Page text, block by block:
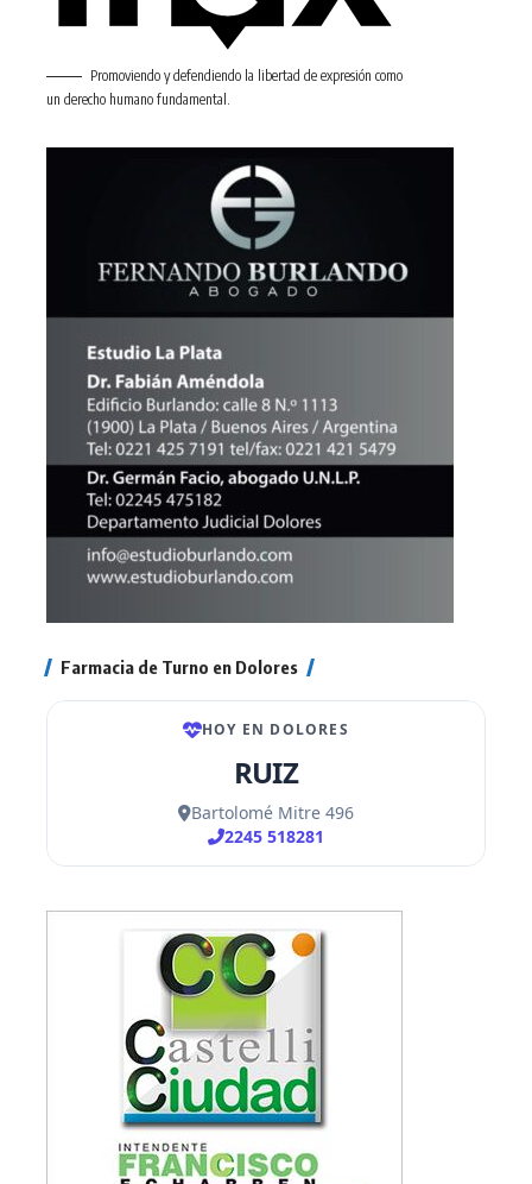
Promoviendo y defendiendo la libertad de expresión como
un derecho humano fundamental.
Farmacia de Turno en Dolores